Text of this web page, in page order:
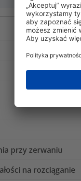
przy zerwaniu
na rozciąganie